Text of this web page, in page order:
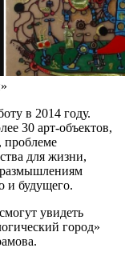
в 2014 году.
30 арт-объектов,
проблеме
для жизни,
и будущего.
увидеть
город»